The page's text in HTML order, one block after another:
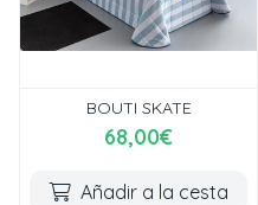
BOUTI SKATE
68,00€
Añadir a la cesta